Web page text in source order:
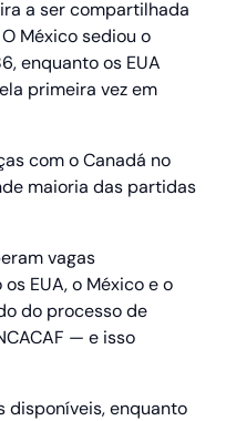
a ser compartilhada
México sediou o
enquanto os EUA
primeira vez em
com o Canadá no
maioria das partidas
vagas
EUA, o México e o
do processo de
— e isso
disponíveis, enquanto